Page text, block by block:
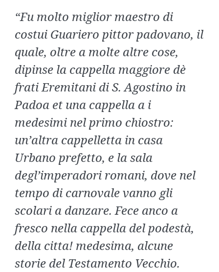
“Fu molto miglior maestro di
costui Guariero pittor padovano, il
quale, oltre a molte altre cose,
dipinse la cappella maggiore dè
frati Eremitani di S. Agostino in
Padoa et una cappella a i
medesimi nel primo chiostro:
un’altra cappelletta in casa
Urbano prefetto, e la sala
degl’imperadori romani, dove nel
tempo di carnovale vanno gli
scolari a danzare. Fece anco a
fresco nella cappella del podestà,
della citta! medesima, alcune
storie del Testamento Vecchio.